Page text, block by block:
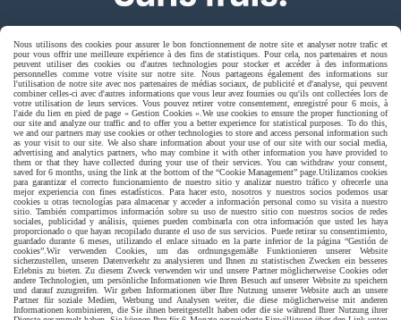
Livraison rapide
livraison à domicile France et union europeen
Nous utilisons des cookies pour assurer le bon fonctionnement de notre site et analyser notre trafic et
pour vous offrir une meilleure expérience à des fins de statistiques. Pour cela, nos partenaires et nous
peuvent utiliser des cookies ou d'autres technologies pour stocker et accéder à des informations
personnelles comme votre visite sur notre site. Nous partageons également des informations sur
l'utilisation de notre site avec nos partenaires de médias sociaux, de publicité et d'analyse, qui peuvent
combiner celles-ci avec d'autres informations que vous leur avez fournies ou qu'ils ont collectées lors de
votre utilisation de leurs services. Vous pouvez retirer votre consentement, enregistré pour 6 mois, à
l'aide du lien en pied de page « Gestion Cookies ». We use cookies to ensure the proper functioning of
our site and analyze our traffic and to offer you a better experience for statistical purposes. To do this,
we and our partners may use cookies or other technologies to store and access personal information such
as your visit to our site. We also share information about your use of our site with our social media,
advertising and analytics partners, who may combine it with other information you have provided to
them or that they have collected during your use of their services. You can withdraw your consent,
saved for 6 months, using the link at the bottom of the “Cookie Management” page. Utilizamos cookies
para garantizar el correcto funcionamiento de nuestro sitio y analizar nuestro tráfico y ofrecerle una
mejor experiencia con fines estadísticos. Para hacer esto, nosotros y nuestros socios podemos usar
cookies u otras tecnologías para almacenar y acceder a información personal como su visita a nuestro
sitio. También compartimos información sobre su uso de nuestro sitio con nuestros socios de redes
sociales, publicidad y análisis, quienes pueden combinarla con otra información que usted les haya
proporcionado o que hayan recopilado durante el uso de sus servicios. Puede retirar su consentimiento,
guardado durante 6 meses, utilizando el enlace situado en la parte inferior de la página “Gestión de
cookies”. Wir verwenden Cookies, um das ordnungsgemäße Funktionieren unserer Website
sicherzustellen, unseren Datenverkehr zu analysieren und Ihnen zu statistischen Zwecken ein besseres
Erlebnis zu bieten. Zu diesem Zweck verwenden wir und unsere Partner möglicherweise Cookies oder
andere Technologien, um persönliche Informationen wie Ihren Besuch auf unserer Website zu speichern
und darauf zuzugreifen. Wir geben Informationen über Ihre Nutzung unserer Website auch an unsere
Partner für soziale Medien, Werbung und Analysen weiter, die diese möglicherweise mit anderen
Informationen kombinieren, die Sie ihnen bereitgestellt haben oder die sie während Ihrer Nutzung ihrer